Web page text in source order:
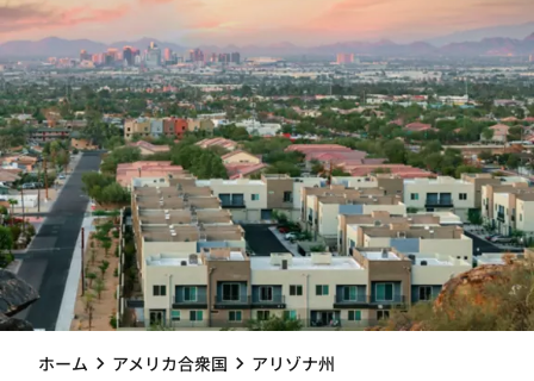
ホーム アメリカ合衆国 アリゾナ州